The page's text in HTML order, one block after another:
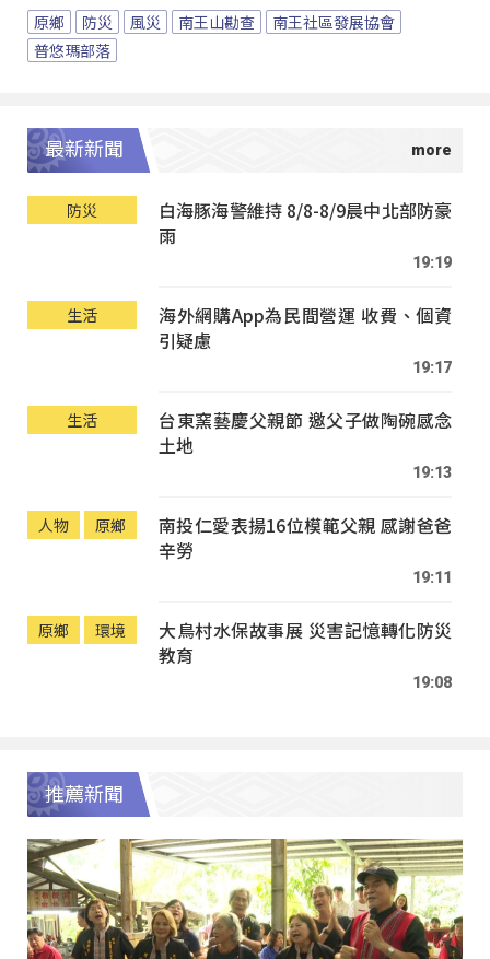
原鄉 防災 風災 南王山勘查
南王社區發展協會
普悠瑪部落
最新新聞
防災
白海豚海警維持 8/8-8/9晨中北部防豪
雨
19:19
生活
海外網購App為民間營運 收費、個資
引疑慮
19:17
生活
台東窯藝慶父親節 邀父子做陶碗感念
土地
19:13
人物 原鄉
南投仁愛表揚16位模範父親 感謝爸爸
辛勞
19:11
原鄉 環境
大鳥村水保故事展 災害記憶轉化防災
教育
19:08
推薦新聞